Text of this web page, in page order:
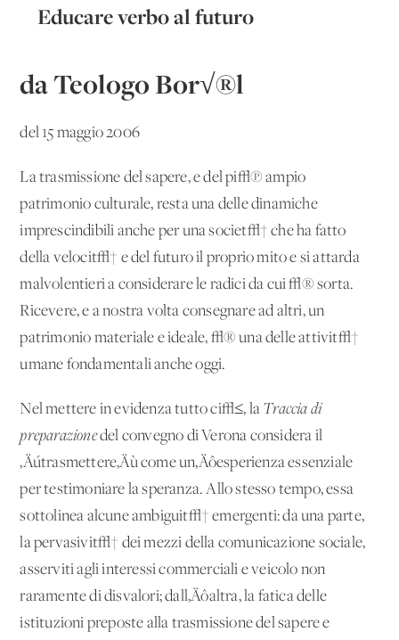
Educare verbo al futuro
da Teologo Bor√®l
del 15 maggio 2006
La trasmissione del sapere, e del pi√π ampio
patrimonio culturale, resta una delle dinamiche
imprescindibili anche per una societ√† che ha fatto
della velocit√† e del futuro il proprio mito e si attarda
malvolentieri a considerare le radici da cui √® sorta.
Ricevere, e a nostra volta consegnare ad altri, un
patrimonio materiale e ideale, √® una delle attivit√†
umane fondamentali anche oggi.
Nel mettere in evidenza tutto ci√≤, la Traccia di
preparazionedel convegno di Verona considera il
‚Äútrasmettere‚Äù come un‚Äôesperienza essenziale
per testimoniare la speranza. Allo stesso tempo, essa
sottolinea alcune ambiguit√† emergenti: da una parte,
la pervasivit√† dei mezzi della comunicazione sociale,
asserviti agli interessi commerciali e veicolo non
raramente di disvalori; dall‚Äôaltra, la fatica delle
istituzioni preposte alla trasmissione del sapere e